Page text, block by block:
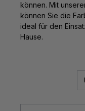
können. Mit
können Sie die
ideal für den
Hause.